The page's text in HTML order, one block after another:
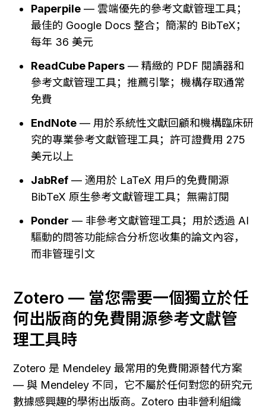
Paperpile — 雲端優先的參考文獻管理工具；
最佳的 Google Docs 整合；簡潔的 BibTeX；
每年 36 美元
ReadCube Papers — 精緻的 PDF 閱讀器和
參考文獻管理工具；推薦引擎；機構存取通常
免費
EndNote — 用於系統性文獻回顧和機構臨床研
究的專業參考文獻管理工具；許可證費用 275
美元以上
JabRef — 適用於 LaTeX 用戶的免費開源
BibTeX 原生參考文獻管理工具；無需訂閱
Ponder — 非參考文獻管理工具；用於透過 AI
驅動的問答功能綜合分析您收集的論文內容，
而非管理引文
Zotero — 當您需要一個獨立於任
何出版商的免費開源參考文獻管
理工具時
Zotero 是 Mendeley 最常用的免費開源替代方案
— 與 Mendeley 不同，它不屬於任何對您的研究元
數據感興趣的學術出版商。Zotero 由非營利組織